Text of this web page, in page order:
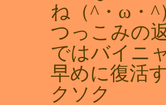
ね（^・ω・^
つっこみの
ではバイニ
早めに復活
クソク